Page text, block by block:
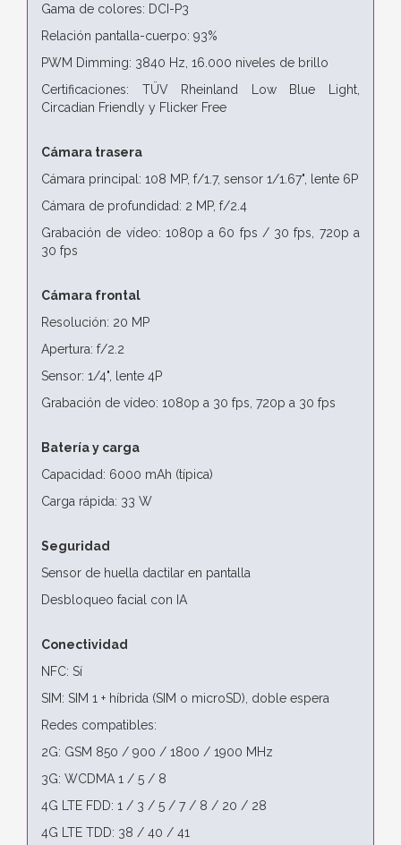
Gama de colores: DCI-P3
Relación pantalla-cuerpo: 93%
PWM Dimming: 3840 Hz, 16.000 niveles de brillo
Certificaciones: TÜV Rheinland Low Blue Light,
Circadian Friendly y Flicker Free
Cámara trasera
Cámara principal: 108 MP, f/1.7, sensor 1/1.67", lente 6P
Cámara de profundidad: 2 MP, f/2.4
Grabación de vídeo: 1080p a 60 fps / 30 fps, 720p a
30 fps
Cámara frontal
Resolución: 20 MP
Apertura: f/2.2
Sensor: 1/4", lente 4P
Grabación de vídeo: 1080p a 30 fps, 720p a 30 fps
Batería y carga
Capacidad: 6000 mAh (típica)
Carga rápida: 33 W
Seguridad
Sensor de huella dactilar en pantalla
Desbloqueo facial con IA
Conectividad
NFC: Sí
SIM: SIM 1 + híbrida (SIM o microSD), doble espera
Redes compatibles:
2G: GSM 850 / 900 / 1800 / 1900 MHz
3G: WCDMA 1 / 5 / 8
4G LTE FDD: 1 / 3 / 5 / 7 / 8 / 20 / 28
4G LTE TDD: 38 / 40 / 41